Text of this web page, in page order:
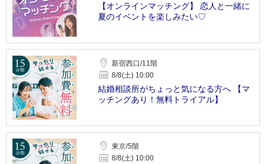
【オンラインマッチング】 恋人と一緒に
夏のイベントを楽しみたい♡
新宿西口/11階
8/8(土) 10:00
結婚相談所がちょっと気になる方へ 【マ
ッチングあり！無料トライアル】
東京/5階
8/8(土) 10:00